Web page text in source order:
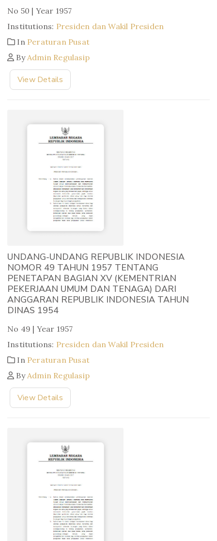
No 50 | Year 1957
Institutions: Presiden dan Wakil Presiden
In Peraturan Pusat
By Admin Regulasip
View Details
UNDANG-UNDANG REPUBLIK INDONESIA
NOMOR 49 TAHUN 1957 TENTANG
PENETAPAN BAGIAN XV (KEMENTRIAN
PEKERJAAN UMUM DAN TENAGA) DARI
ANGGARAN REPUBLIK INDONESIA TAHUN
DINAS 1954
No 49 | Year 1957
Institutions: Presiden dan Wakil Presiden
In Peraturan Pusat
By Admin Regulasip
View Details